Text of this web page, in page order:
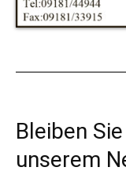
Bleiben
unserem